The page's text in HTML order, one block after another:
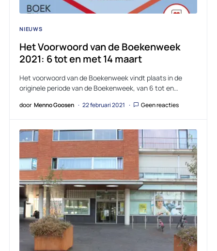
NIEUWS
Het Voorwoord van de Boekenweek
2021: 6 tot en met 14 maart
Het voorwoord van de Boekenweek vindt plaats in de
originele periode van de Boekenweek, van 6 tot en…
door Menno Goosen 22 februari 2021 Geen reacties